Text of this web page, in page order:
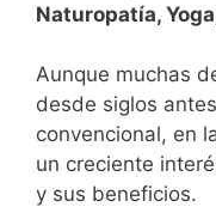
Naturopatía,
Aunque muchas
desde siglos
convencional, en
un creciente
y sus beneficios.